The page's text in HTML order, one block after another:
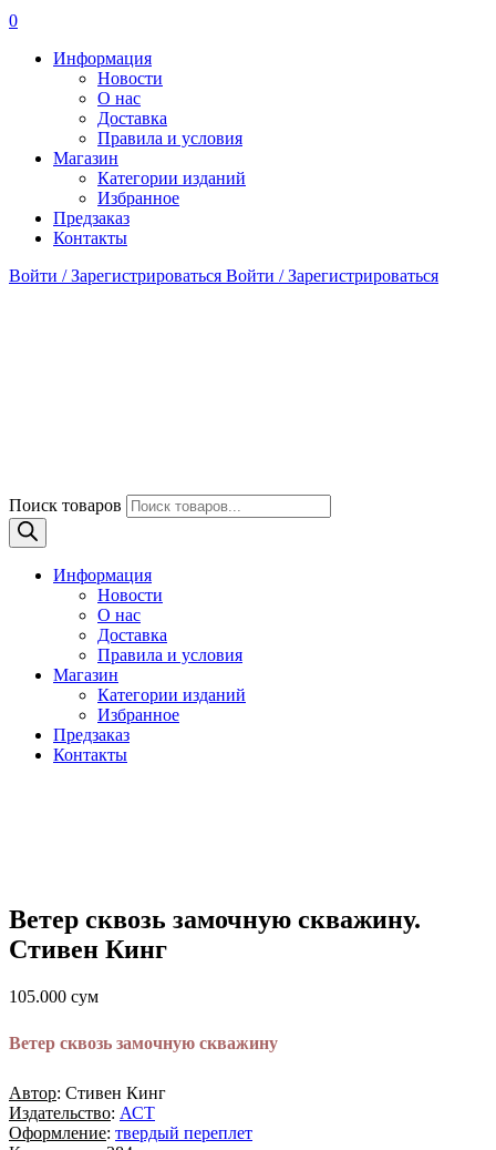
0
Информация
Новости
О нас
Доставка
Правила и условия
Магазин
Категории изданий
Избранное
Предзаказ
Контакты
Войти / Зарегистрироваться Войти / Зарегистрироваться
Поиск товаров
Информация
Новости
О нас
Доставка
Правила и условия
Магазин
Категории изданий
Избранное
Предзаказ
Контакты
Ветер сквозь замочную скважину.
Стивен Кинг
105.000 сум
Ветер сквозь замочную скважину
Автор: Стивен Кинг
Издательство: АСТ
Оформление: твердый переплет